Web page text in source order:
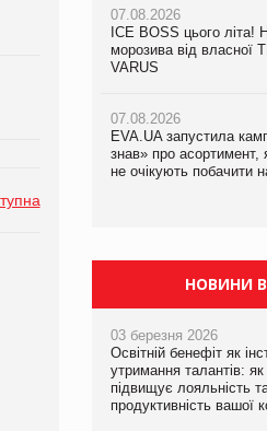
07.08.2026
ICE BOSS цього літа!
морозива від власної
VARUS
07.08.2026
EVA.UA запустила
знав» про асортимент,
не очікують побачити
07.08.2026
ICE BOSS цього літа!
морозива від власної
VARUS
07.08.2026
EVA.UA запустила
знав» про асортимент,
не очікують побачити
07.08.2026
Франція заборонила
НОВИНИ
03 березня 2026
Освітній бенефіт як
утримання талантів:
підвищує лояльність
продуктивність вашої